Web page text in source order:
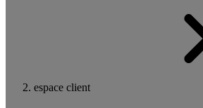
espace client